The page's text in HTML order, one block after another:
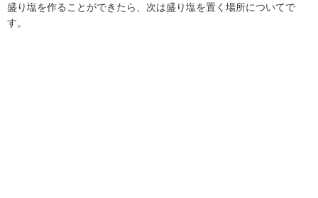
盛り塩を作ることができたら、次は盛り塩を置く場所についてで
す。